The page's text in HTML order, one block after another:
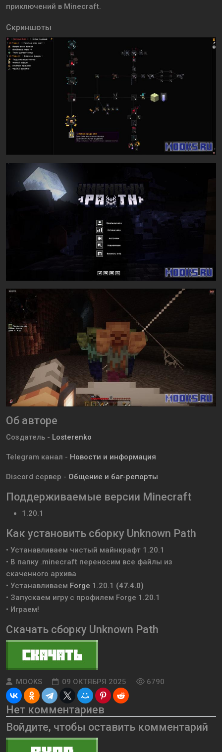
приключений в Minecraft.
Скриншоты
Об авторе
Создатель - Losterenko
Telegram канал - Новости и информация
Discord сервер - Общение и баг-репорты
Поддерживаемые версии Minecraft
1.20.1
Как установить сборку Unknown Path
• Устанавливаем чистый майнкрафт 1.20.1
• В папку .minecraft переносим все файлы из
скаченного архива
• Устанавливаем Forge 1.20.1 (47.4.0)
• Запускаем игру с профилем Forge 1.20.1
• Играем!
Скачать сборку Unknown Path
MOOKS 09 ОКТЯБРЯ 2025 6790
Нет комментариев
Войдите, чтобы оставить комментарий